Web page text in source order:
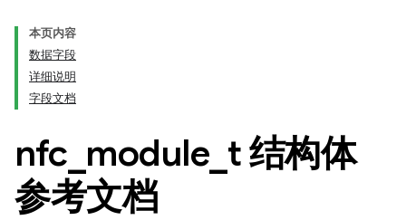
本页内容
数据字段
详细说明
字段文档
nfc module t 结构体
参考文档